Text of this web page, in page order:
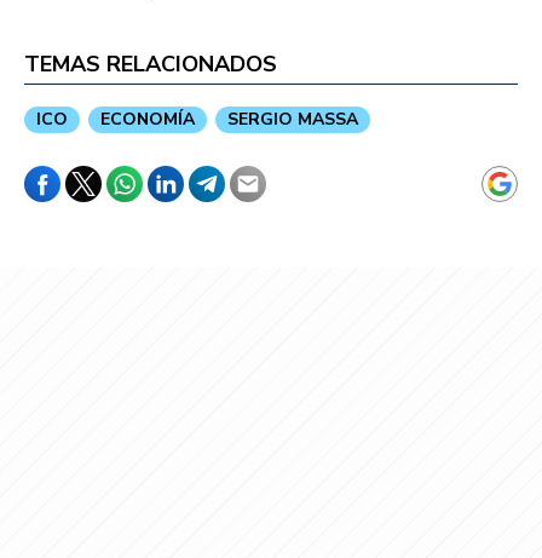
TEMAS RELACIONADOS
ICO ECONOMÍA SERGIO MASSA